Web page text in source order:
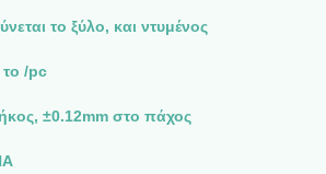
το ξύλο, και ντυμένος
το /pc
±0.12mm στο πάχος